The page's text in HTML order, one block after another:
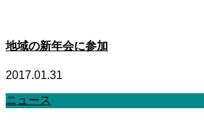
地域の新年会に参加
2017.01.31
ニュース